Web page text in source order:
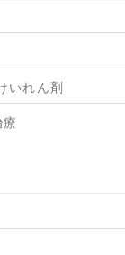
いれん剤